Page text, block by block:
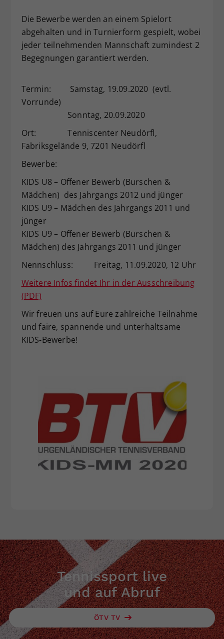
Die Bewerbe werden an einem Spielort
abgehalten und in Turnierform gespielt, wobei
jeder teilnehmenden Mannschaft zumindest 2
Begegnungen garantiert werden.
Termin: Samstag, 19.09.2020 (evtl.
Vorrunde)
Sonntag, 20.09.2020
Ort: Tenniscenter Neudörfl,
Fabriksgelände 9, 7201 Neudörfl
Bewerbe:
KIDS U8 – Offener Bewerb (Burschen &
Mädchen) des Jahrgangs 2012 und jünger
KIDS U9 – Mädchen des Jahrgangs 2011 und
jünger
KIDS U9 – Offener Bewerb (Burschen &
Mädchen) des Jahrgangs 2011 und jünger
Nennschluss: Freitag, 11.09.2020, 12 Uhr
Weitere Infos findet Ihr in der Ausschreibung
(PDF)
Wir freuen uns auf Eure zahlreiche Teilnahme
und faire, spannende und unterhaltsame
KIDS-Bewerbe!
Tennissport live
und auf Abruf
ÖTV TV
Zweck
Einstellungen. Unter anderem eine
zufällig generierte ID, für die
historische Speicherung Ihrer
vorgenommen Einstellungen, falls der